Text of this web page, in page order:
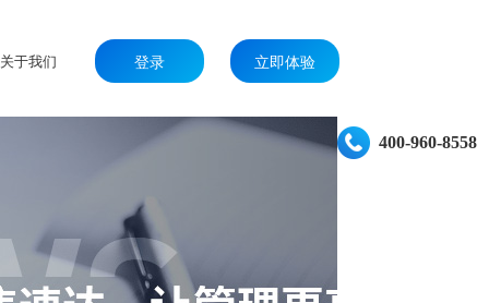
关于我们 登录 立即体验
400-960-8558